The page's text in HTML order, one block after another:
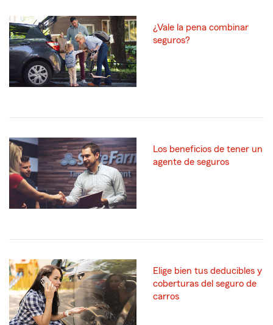
¿Vale la pena combinar
seguros?
Los beneficios de tener un
agente de seguros
Elige bien tus deducibles y
coberturas del seguro de
carros